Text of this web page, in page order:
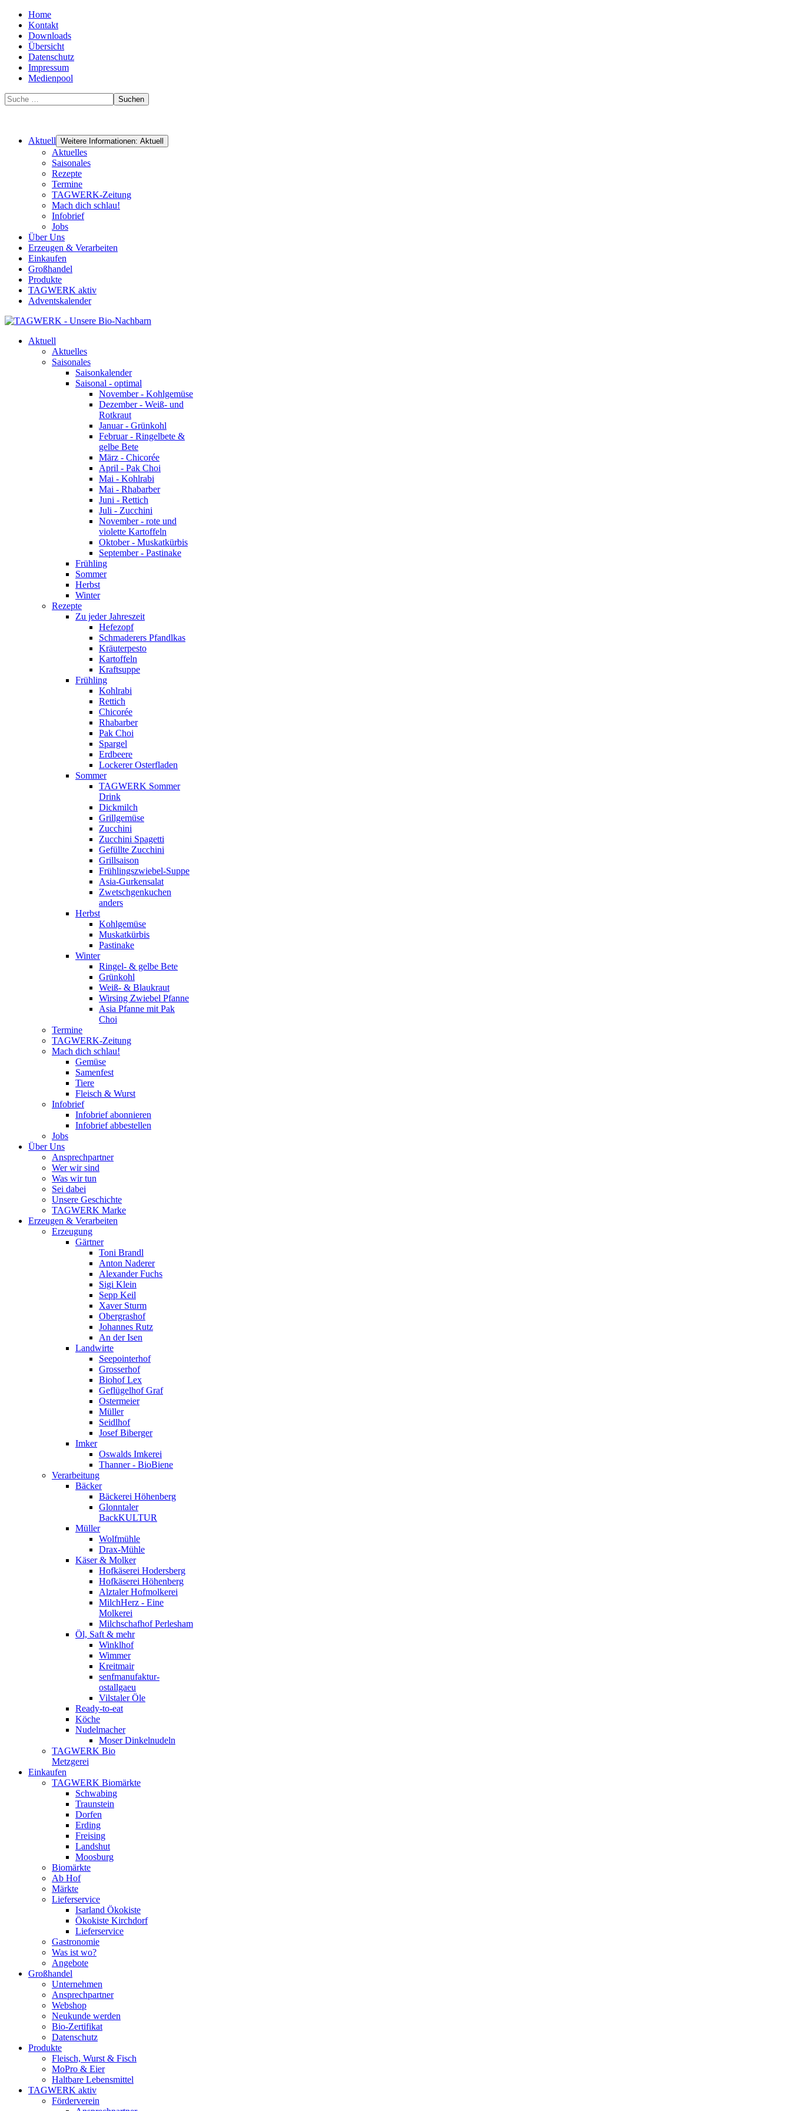
Home
Kontakt
Downloads
Übersicht
Datenschutz
Impressum
Medienpool
Suchen
Aktuell Weitere Informationen: Aktuell
Aktuelles
Saisonales
Rezepte
Termine
TAGWERK-Zeitung
Mach dich schlau!
Infobrief
Jobs
Über Uns
Erzeugen & Verarbeiten
Einkaufen
Großhandel
Produkte
TAGWERK aktiv
Adventskalender
Aktuell
Aktuelles
Saisonales
Saisonkalender
Saisonal - optimal
November - Kohlgemüse
Dezember - Weiß- und
Rotkraut
Januar - Grünkohl
Februar - Ringelbete &
gelbe Bete
März - Chicorée
April - Pak Choi
Mai - Kohlrabi
Mai - Rhabarber
Juni - Rettich
Juli - Zucchini
November - rote und
violette Kartoffeln
Oktober - Muskatkürbis
September - Pastinake
Frühling
Sommer
Herbst
Winter
Rezepte
Zu jeder Jahreszeit
Hefezopf
Schmaderers Pfandlkas
Kräuterpesto
Kartoffeln
Kraftsuppe
Frühling
Kohlrabi
Rettich
Chicorée
Rhabarber
Pak Choi
Spargel
Erdbeere
Lockerer Osterfladen
Sommer
TAGWERK Sommer
Drink
Dickmilch
Grillgemüse
Zucchini
Zucchini Spagetti
Gefüllte Zucchini
Grillsaison
Frühlingszwiebel-Suppe
Asia-Gurkensalat
Zwetschgenkuchen
anders
Herbst
Kohlgemüse
Muskatkürbis
Pastinake
Winter
Ringel- & gelbe Bete
Grünkohl
Weiß- & Blaukraut
Wirsing Zwiebel Pfanne
Asia Pfanne mit Pak
Choi
Termine
TAGWERK-Zeitung
Mach dich schlau!
Gemüse
Samenfest
Tiere
Fleisch & Wurst
Infobrief
Infobrief abonnieren
Infobrief abbestellen
Jobs
Über Uns
Ansprechpartner
Wer wir sind
Was wir tun
Sei dabei
Unsere Geschichte
TAGWERK Marke
Erzeugen & Verarbeiten
Erzeugung
Gärtner
Toni Brandl
Anton Naderer
Alexander Fuchs
Sigi Klein
Sepp Keil
Xaver Sturm
Obergrashof
Johannes Rutz
An der Isen
Landwirte
Seepointerhof
Grosserhof
Biohof Lex
Geflügelhof Graf
Ostermeier
Müller
Seidlhof
Josef Biberger
Imker
Oswalds Imkerei
Thanner - BioBiene
Verarbeitung
Bäcker
Bäckerei Höhenberg
Glonntaler
BackKULTUR
Müller
Wolfmühle
Drax-Mühle
Käser & Molker
Hofkäserei Hodersberg
Hofkäserei Höhenberg
Alztaler Hofmolkerei
MilchHerz - Eine
Molkerei
Milchschafhof Perlesham
Öl, Saft & mehr
Winklhof
Wimmer
Kreitmair
senfmanufaktur-
ostallgaeu
Vilstaler Öle
Ready-to-eat
Köche
Nudelmacher
Moser Dinkelnudeln
TAGWERK Bio
Metzgerei
Einkaufen
TAGWERK Biomärkte
Schwabing
Traunstein
Dorfen
Erding
Freising
Landshut
Moosburg
Biomärkte
Ab Hof
Märkte
Lieferservice
Isarland Ökokiste
Ökokiste Kirchdorf
Lieferservice
Gastronomie
Was ist wo?
Angebote
Großhandel
Unternehmen
Ansprechpartner
Webshop
Neukunde werden
Bio-Zertifikat
Datenschutz
Produkte
Fleisch, Wurst & Fisch
MoPro & Eier
Haltbare Lebensmittel
TAGWERK aktiv
Förderverein